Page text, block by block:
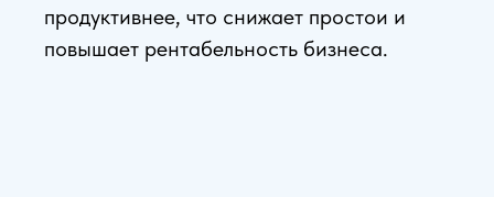
продуктивнее, что снижает простои и
повышает рентабельность бизнеса.